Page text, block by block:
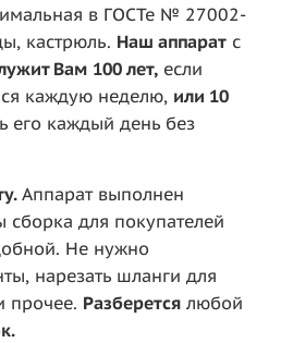
в ГОСТе № 27002-
кастрюль. Наш аппарат с
Вам 100 лет, если
каждую неделю, или 10
его каждый день без
Аппарат выполнен
сборка для покупателей
Не нужно
нарезать шланги для
прочее. Разберется любой